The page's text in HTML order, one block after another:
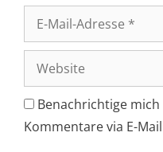
Mail-
Adresse
Website
Benachrichtige
Kommentare via E-